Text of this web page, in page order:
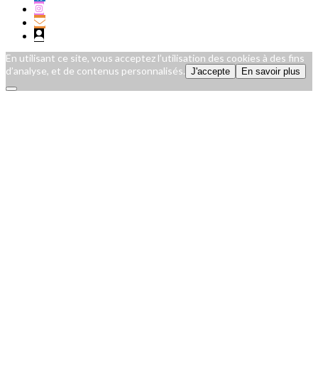
En utilisant ce site, vous acceptez l’utilisation des cookies à des fins
d’analyse, et de contenus personnalisés. J'accepte En savoir plus